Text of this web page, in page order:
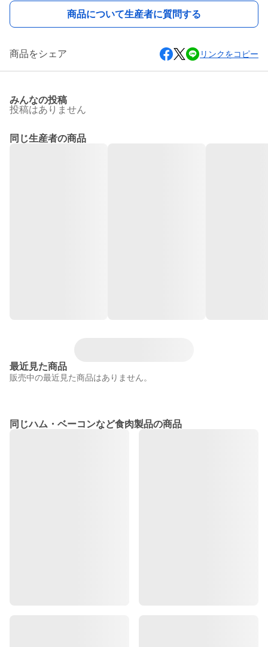
商品について生産者に質問する
商品をシェア リンクをコピー
みんなの投稿
投稿はありません
同じ生産者の商品
最近見た商品
販売中の最近見た商品はありません。
同じハム・ベーコンなど食肉製品の商品